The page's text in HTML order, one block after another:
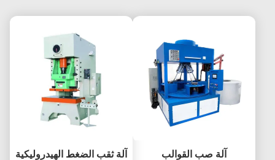
آلة صب القوالب
آلة ثقب الضغط الهيدروليكية